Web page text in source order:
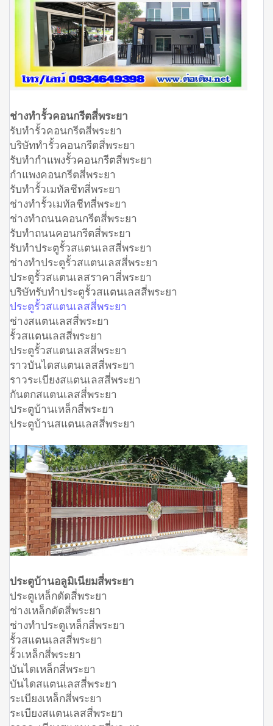
ช่างทำรั้วคอนกรีตสี่พระยา
รับทำรั้วคอนกรีตสี่พระยา
บริษัททำรั้วคอนกรีตสี่พระยา
รับทำกำแพงรั้วคอนกรีตสี่พระยา
กำแพงคอนกรีตสี่พระยา
รับทำรั้วเมทัลชีทสี่พระยา
ช่างทำรั้วเมทัลชีทสี่พระยา
ช่างทำถนนคอนกรีตสี่พระยา
รับทำถนนคอนกรีตสี่พระยา
รับทำประตูรั้วสแตนเลสสี่พระยา
ช่างทำประตูรั้วสแตนเลสสี่พระยา
ประตูรั้วสแตนเลสราคาสี่พระยา
บริษัทรับทำประตูรั้วสแตนเลสสี่พระยา
ประตูรั้วสแตนเลสสี่พระยา
ช่างสแตนเลสสี่พระยา
รั้วสแตนเลสสี่พระยา
ประตูรั้วสแตนเลสสี่พระยา
ราวบันไดสแตนเลสสี่พระยา
ราวระเบียงสแตนเลสสี่พระยา
กันตกสแตนเลสสี่พระยา
ประตูบ้านเหล็กสี่พระยา
ประตูบ้านสแตนเลสสี่พระยา
ประตูบ้านอลูมิเนียมสี่พระยา
ประตูเหล็กดัดสี่พระยา
ช่างเหล็กดัดสี่พระยา
ช่างทำประตูเหล็กสี่พระยา
รั้วสแตนเลสสี่พระยา
รั้วเหล็กสี่พระยา
บันไดเหล็กสี่พระยา
บันไดสแตนเลสสี่พระยา
ระเบียงเหล็กสี่พระยา
ระเบียงสแตนเลสสี่พระยา